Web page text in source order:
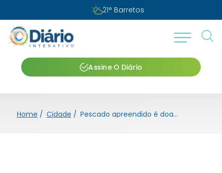
21° Barretos
Assine O Diário
Home / Cidade / Pescado apreendido é doado à Vila dos Pobres